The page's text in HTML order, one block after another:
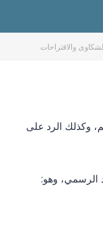
والاقتراحات
وكذلك الرد على
الرسمي، وهو: